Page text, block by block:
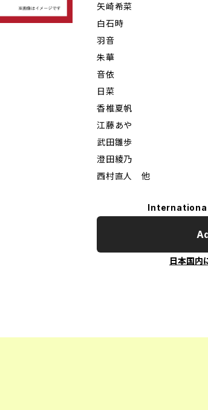
矢崎希菜
白石時
羽音
朱華
音依
日菜
香椎夏帆
江藤あや
武田雛歩
澄田綾乃
西村直人 他
日本国内